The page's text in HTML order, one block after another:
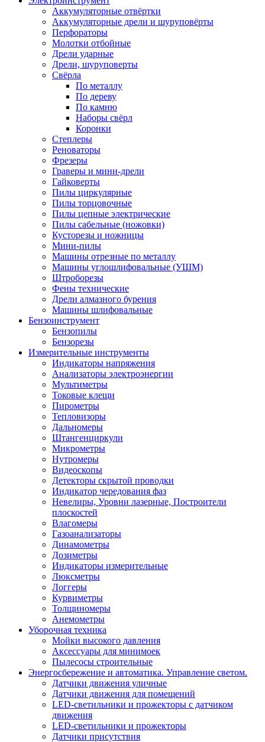
Аккумуляторные отвёртки
Аккумуляторные дрели и шуруповёрты
Перфораторы
Молотки отбойные
Дрели ударные
Дрели, шуруповерты
Свёрла
По металлу
По дереву
По камню
Наборы свёрл
Коронки
Степлеры
Реноваторы
Фрезеры
Граверы и мини-дрели
Гайковерты
Пилы циркулярные
Пилы торцовочные
Пилы цепные электрические
Пилы сабельные (ножовки)
Кусторезы и ножницы
Мини-пилы
Машины отрезные по металлу
Машины углошлифовальные (УШМ)
Штроборезы
Фены технические
Дрели алмазного бурения
Машины шлифовальные
Бензоинструмент
Бензопилы
Бензорезы
Измерительные инструменты
Индикаторы напряжения
Анализаторы электроэнергии
Мультиметры
Токовые клещи
Пирометры
Тепловизоры
Дальномеры
Штангенциркули
Микрометры
Нутромеры
Видеоскопы
Детекторы скрытой проводки
Индикатор чередования фаз
Невелиры, Уровни лазерные, Построители
плоскостей
Влагомеры
Газоанализаторы
Динамометры
Дозиметры
Индикаторы измерительные
Люксметры
Логгеры
Курвиметры
Толщиномеры
Анемометры
Уборочная техника
Мойки высокого давления
Аксессуары для минимоек
Пылесосы строительные
Энергосбережение и автоматика. Управление светом.
Датчики движения уличные
Датчики движения для помещений
LED-светильники и прожекторы с датчиком
движения
LED-светильники и прожекторы
Датчики присутствия